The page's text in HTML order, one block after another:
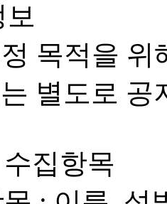
보
목적을 위
별도로 공
집항목